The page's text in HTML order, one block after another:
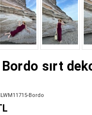
Bordo sırt
Bordo